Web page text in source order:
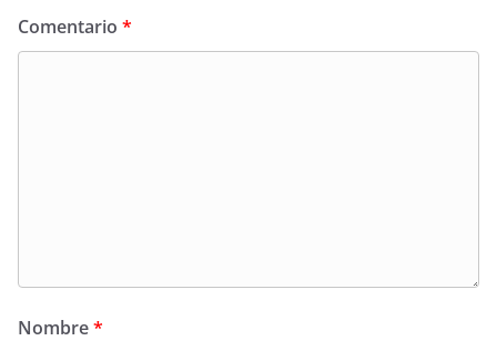
Comentario *
Nombre*